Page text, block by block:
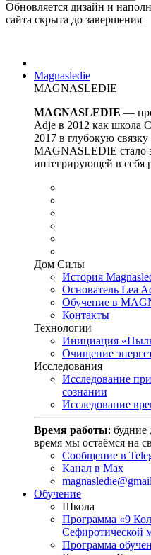
Обновляется дизайн и
сайта скрыта до завершения
Magnasledie
MAGNASLEDIE
MAGNASLEDIE —
Adje в 2012 как школа
2017 в глубокую
MAGNASLEDIE стало
интегрирующей в себя
Дом Силы
История
Основатель Lea
Обучение в
Контакты
Технологии
Инициация
Очищение
Исследования
Исследование
сознании
Исследование
Время работы: будние
время мы остаёмся на
Сообщение в
Канал в Max
Обучение
Школа
Программа «9
Сефиротической
Программа